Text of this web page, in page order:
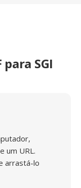
SGI
um URL.
arrastá-lo